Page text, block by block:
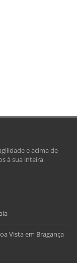
e acima de
à sua inteira
Vista em Bragança